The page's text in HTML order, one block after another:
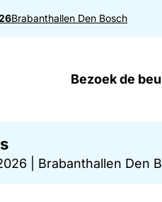
Brabanthallen Den Bosch
Bezoek de
Brabanthallen Den